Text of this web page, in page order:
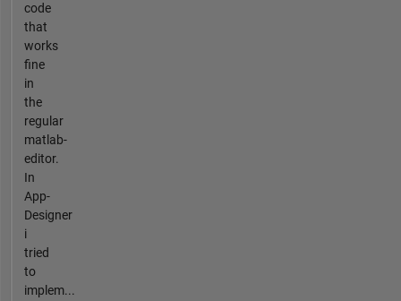
code
that
works
fine
in
the
regular
matlab-
editor.
In
App-
Designer
i
tried
to
implem...